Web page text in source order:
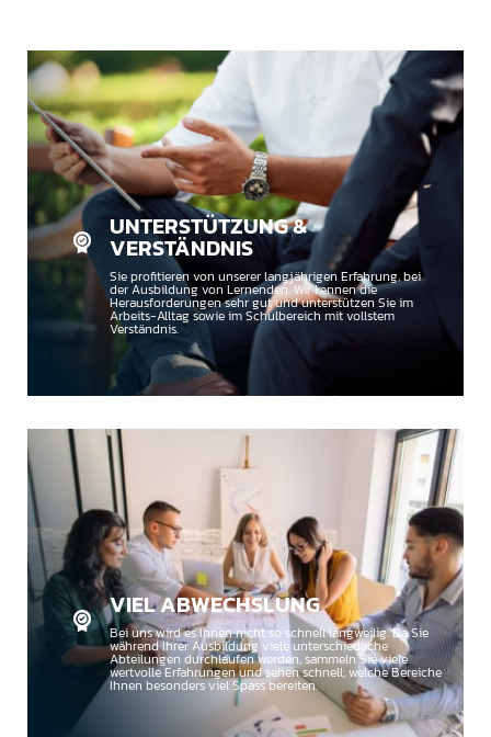
UNTERSTÜTZUNG &
VERSTÄNDNIS
Sie profitieren von unserer langjährigen Erfahrung, bei
der Ausbildung von Lernenden. Wir kennen die
Herausforderungen sehr gut und unterstützen Sie im
Arbeits-Alltag sowie im Schulbereich mit vollstem
Verständnis.
VIEL ABWECHSLUNG
Bei uns wird es Ihnen nicht so schnell langweilig. Da Sie
während Ihrer Ausbildung viele unterschiedliche
Abteilungen durchlaufen werden, sammeln Sie viele
wertvolle Erfahrungen und sehen schnell, welche Bereiche
Ihnen besonders viel Spass bereiten.